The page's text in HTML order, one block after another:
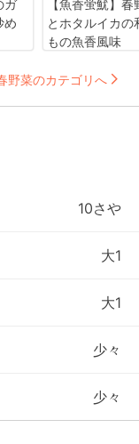
ガ
め
【魚香蛍魷】春
とホタルイカの
もの魚香風味
野菜のカテゴリへ
10さや
大1
大1
少々
少々